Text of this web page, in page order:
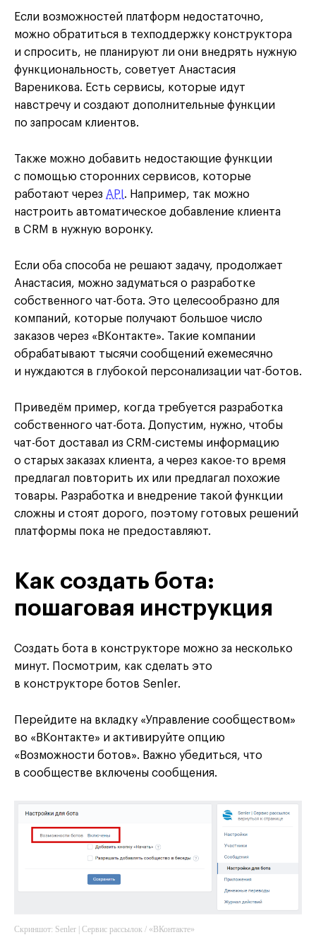
Если возможностей платформ недостаточно,
можно обратиться в техподдержку конструктора
и спросить, не планируют ли они внедрять нужную
функциональность, советует Анастасия
Вареникова. Есть сервисы, которые идут
навстречу и создают дополнительные функции
по запросам клиентов.
Также можно добавить недостающие функции
с помощью сторонних сервисов, которые
работают через API . Например, так можно
настроить автоматическое добавление клиента
в CRM в нужную воронку.
Если оба способа не решают задачу, продолжает
Анастасия, можно задуматься о разработке
собственного чат-бота. Это целесообразно для
компаний, которые получают большое число
заказов через «ВКонтакте». Такие компании
обрабатывают тысячи сообщений ежемесячно
и нуждаются в глубокой персонализации чат-ботов.
Приведём пример, когда требуется разработка
собственного чат-бота. Допустим, нужно, чтобы
чат-бот доставал из CRM-системы информацию
о старых заказах клиента, а через какое-то время
предлагал повторить их или предлагал похожие
товары. Разработка и внедрение такой функции
сложны и стоят дорого, поэтому готовых решений
платформы пока не предоставляют.
Как создать бота:
пошаговая инструкция
Создать бота в конструкторе можно за несколько
минут. Посмотрим, как сделать это
в конструкторе ботов Senler.
Перейдите на вкладку «Управление сообществом»
во «ВКонтакте» и активируйте опцию
«Возможности ботов». Важно убедиться, что
в сообществе включены сообщения.
Скриншот: Senler | Сервис рассылок / «ВКонтакте»